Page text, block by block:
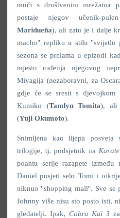
muči s društvenim mrežama
postaje njegov učenik-
Maridueña), ali zato je i dalje
macho" repliku u stilu "svijetlo
sezona se prelama u epizodi
mjesto rođenja njegovog
Miyagija (nezaboravni, za
gdje će se sresti s
Kumiko (Tamlyn Tomita), ali
(Yuji Okumoto).
Snimljena kao lijepa posveta
trilogije, tj. podsjetnik na
poantu serije razapete
Daniel posjeti selo Tomi i
niknuo "shopping mall". Sve se
Johnny više nisu sto posto isti,
gledatelji. Ipak, Cobra Kai 3